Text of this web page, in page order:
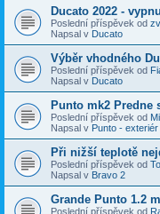
Ducato 2022 -
Poslední příspěvek od
Napsal v Ducato
Výběr vhodného
Poslední příspěvek od
Napsal v Ducato
Punto mk2 Predne
Poslední příspěvek od
Napsal v Punto - exteriér
Při nižší teplotě
Poslední příspěvek od
Napsal v Bravo 2
Grande Punto 1.2
Poslední příspěvek od